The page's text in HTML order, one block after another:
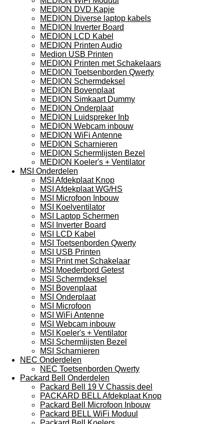
MEDION DVD Kapje
MEDION Diverse laptop kabels
MEDION Inverter Board
MEDION LCD Kabel
MEDION Printen Audio
Medion USB Printen
MEDION Printen met Schakelaars
MEDION Toetsenborden Qwerty
MEDION Schermdeksel
MEDION Bovenplaat
MEDION Simkaart Dummy
MEDION Onderplaat
MEDION Luidspreker Inb
MEDION Webcam inbouw
MEDION WiFi Antenne
MEDION Scharnieren
MEDION Schermlijsten Bezel
MEDION Koeler's + Ventilator
MSI Onderdelen
MSI Afdekplaat Knop
MSI Afdekplaat WG/HS
MSI Microfoon Inbouw
MSI Koelventilator
MSI Laptop Schermen
MSI Inverter Board
MSI LCD Kabel
MSI Toetsenborden Qwerty
MSI USB Printen
MSI Print met Schakelaar
MSI Moederbord Getest
MSI Schermdeksel
MSI Bovenplaat
MSI Onderplaat
MSI Microfoon
MSI WiFi Antenne
MSI Webcam inbouw
MSI Koeler's + Ventilator
MSI Schermlijsten Bezel
MSI Scharnieren
NEC Onderdelen
NEC Toetsenborden Qwerty
Packard Bell Onderdelen
Packard Bell 19 V Chassis deel
PACKARD BELL Afdekplaat Knop
Packard Bell Microfoon Inbouw
Packard BELL WiFi Moduul